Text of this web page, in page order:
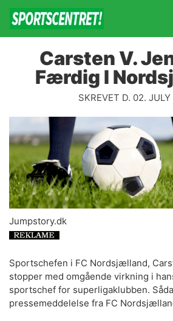
Carsten V.
Færdig I
SKREVET D. 02.
Jumpstory.dk
Sportschefen i FC Nordsjælland,
stopper med omgående virkning i
sportschef for superligaklubben.
pressemeddelelse fra FC